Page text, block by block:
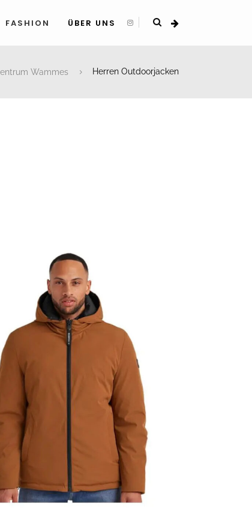
FASHION ÜBER UNS
Wammes Herren Outdoorjacken